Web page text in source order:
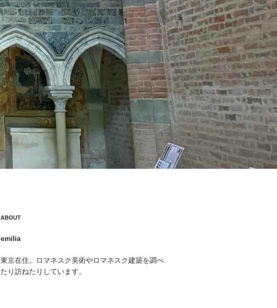
ABOUT
emilia
東京在住。ロマネスク美術やロマネスク建築を調べ
たり訪ねたりしています。